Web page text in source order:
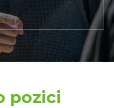
pozici